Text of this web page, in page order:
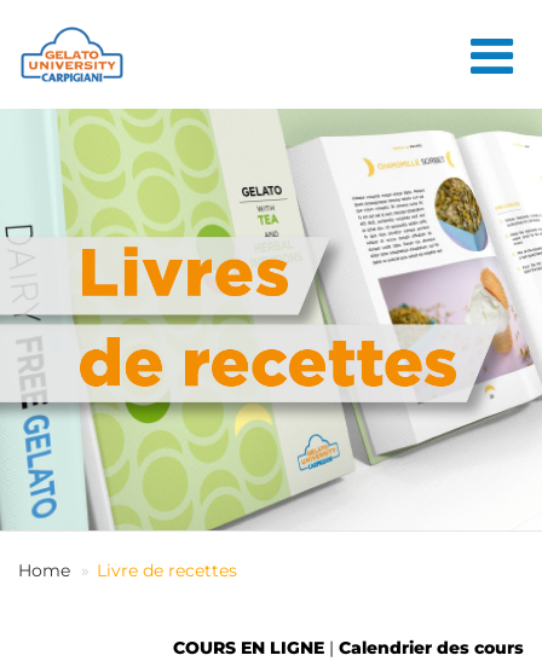
HOME
L'ÉCOLE
COURS EN
LIGNE
COURS
CONSEILS
CONTACTS
LOGIN
FR
Home Livre de recettes
COURS EN LIGNE | Calendrier des cours